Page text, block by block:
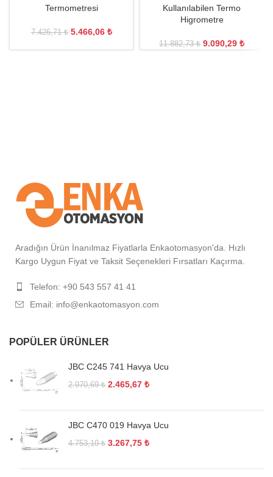
Termometresi
7.426,71₺ 5.466,06 ₺
Kullanılabilen Termo
Higrometre
11.882,73₺ 9.090,29 ₺
Aradığın Ürün İnanılmaz Fiyatlarla Enkaotomasyon'da. Hızlı
Kargo Uygun Fiyat ve Taksit Seçenekleri Fırsatları Kaçırma.
Telefon: +90 543 557 41 41
Email: info@enkaotomasyon.com
POPÜLER ÜRÜNLER
JBC C245 741 Havya Ucu
2.970,69₺ 2.465,67 ₺
JBC C470 019 Havya Ucu
4.753,10₺ 3.267,75 ₺